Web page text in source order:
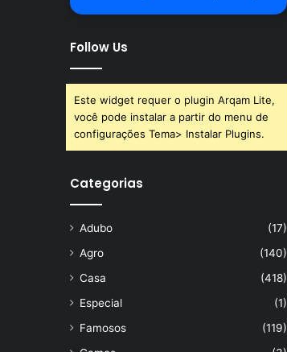
Follow Us
Este widget requer o plugin Arqam Lite,
você pode instalar a partir do menu de
configurações Tema> Instalar Plugins.
Categorias
Adubo
(17)
Agro
(140)
Casa
(418)
Especial
(1)
Famosos
(119)